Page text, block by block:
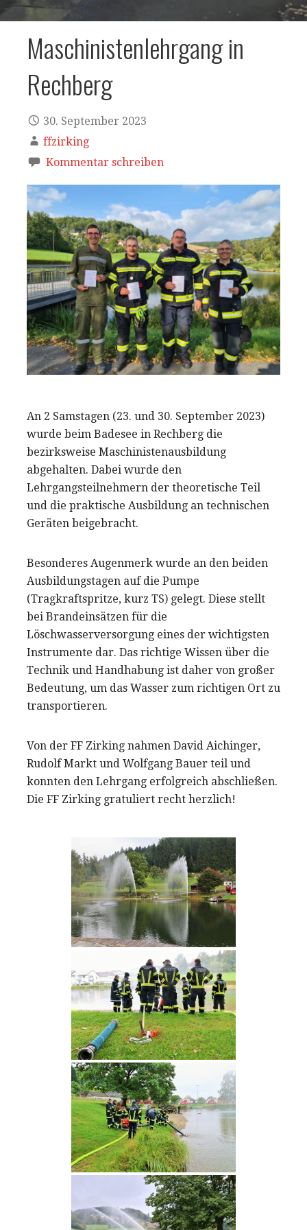
Maschinistenlehrgang in
Rechberg
30. September 2023
ffzirking
Kommentar schreiben
An 2 Samstagen (23. und 30. September 2023)
wurde beim Badesee in Rechberg die
bezirksweise Maschinistenausbildung
abgehalten. Dabei wurde den
Lehrgangsteilnehmern der theoretische Teil
und die praktische Ausbildung an technischen
Geräten beigebracht.
Besonderes Augenmerk wurde an den beiden
Ausbildungstagen auf die Pumpe
(Tragkraftspritze, kurz TS) gelegt. Diese stellt
bei Brandeinsätzen für die
Löschwasserversorgung eines der wichtigsten
Instrumente dar. Das richtige Wissen über die
Technik und Handhabung ist daher von großer
Bedeutung, um das Wasser zum richtigen Ort zu
transportieren.
Von der FF Zirking nahmen David Aichinger,
Rudolf Markt und Wolfgang Bauer teil und
konnten den Lehrgang erfolgreich abschließen.
Die FF Zirking gratuliert recht herzlich!